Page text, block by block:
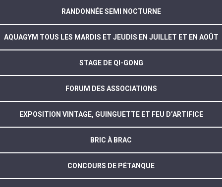
RANDONNÉE SEMI NOCTURNE
AQUAGYM TOUS LES MARDIS ET JEUDIS EN JUILLET ET EN AOÛT
STAGE DE QI-GONG
FORUM DES ASSOCIATIONS
EXPOSITION VINTAGE, GUINGUETTE ET FEU D’ARTIFICE
BRIC À BRAC
CONCOURS DE PÉTANQUE